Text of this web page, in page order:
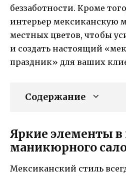
беззаботности. Кроме
интерьер мексиканскую
местных цветов, чтобы
и создать настоящий
праздник» для ваших
Содержание
Яркие элементы в
маникюрного
Мексиканский стиль